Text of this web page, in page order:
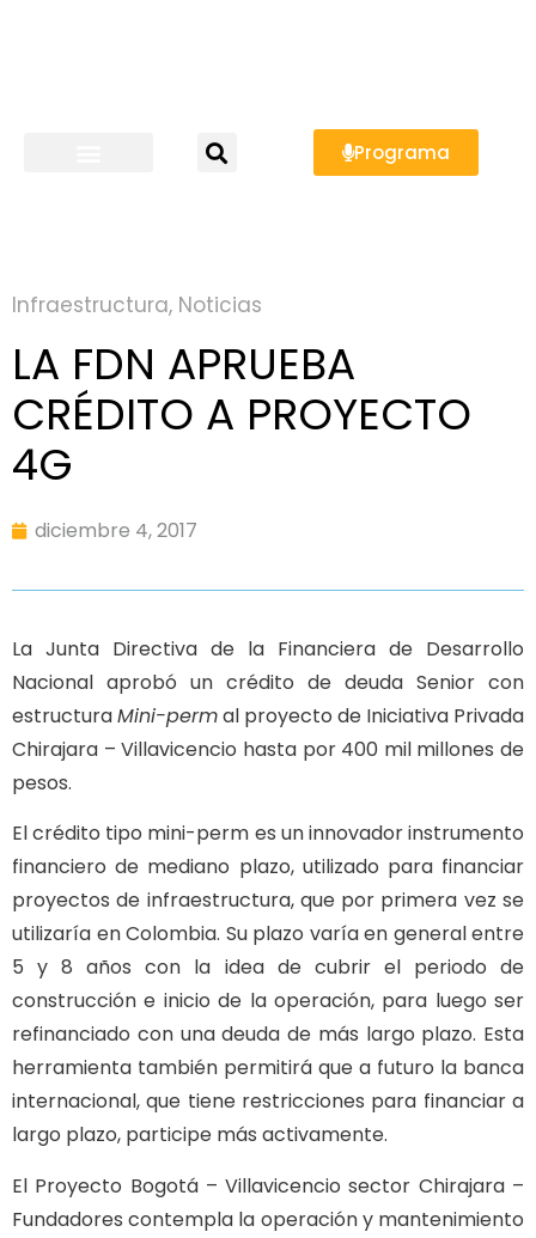
Programa
Infraestructura, Noticias
LA FDN APRUEBA
CRÉDITO A PROYECTO
4G
diciembre 4, 2017
La Junta Directiva de la Financiera de Desarrollo
Nacional aprobó un crédito de deuda Senior con
estructuraMini-permal proyecto de Iniciativa Privada
Chirajara – Villavicencio hasta por 400 mil millones de
pesos.
El crédito tipo mini-perm es un innovador instrumento
financiero de mediano plazo, utilizado para financiar
proyectos de infraestructura, que por primera vez se
utilizaría en Colombia. Su plazo varía en general entre
5 y 8 años con la idea de cubrir el periodo de
construcción e inicio de la operación, para luego ser
refinanciado con una deuda de más largo plazo. Esta
herramienta también permitirá que a futuro la banca
internacional, que tiene restricciones para financiar a
largo plazo, participe más activamente.
El Proyecto Bogotá – Villavicencio sector Chirajara –
Fundadores contempla la operación y mantenimiento